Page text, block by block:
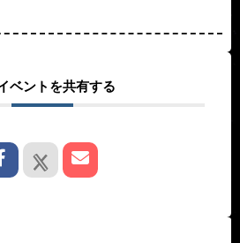
ベントを共有する